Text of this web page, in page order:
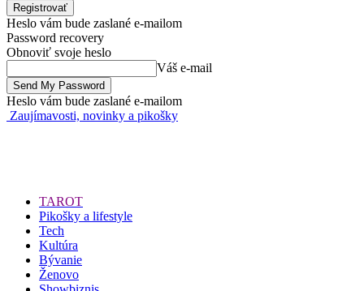
Heslo vám bude zaslané e-mailom
Password recovery
Obnoviť svoje heslo
Váš e-mail
Heslo vám bude zaslané e-mailom
Zaujímavosti, novinky a pikošky
TAROT
Pikošky a lifestyle
Tech
Kultúra
Bývanie
Ženovo